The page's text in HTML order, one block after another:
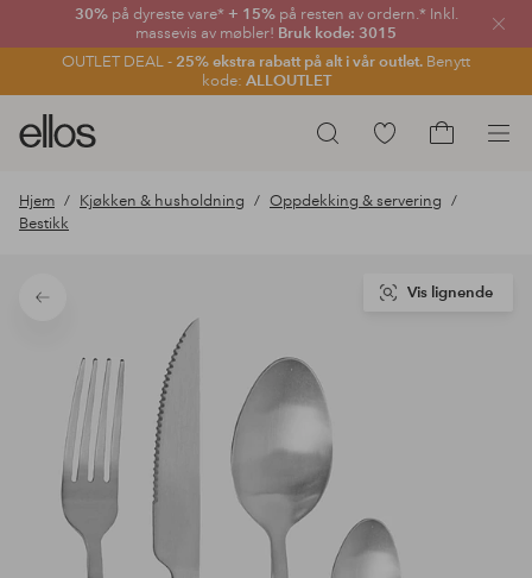
30% på dyreste vare* + 15%på resten av ordern.* Inkl.
massevis av møbler! Bruk kode: 3015
OUTLET DEAL - 25% ekstra rabatt på alt i vår outlet. Benytt
kode: ALLOUTLET
Lukk
Søk
Ellos
logo
gå
Gå
produkter
Hjem Kjøkken & husholdning
Oppdekking & servering
Bestikk
Tilbake
Vis lignende